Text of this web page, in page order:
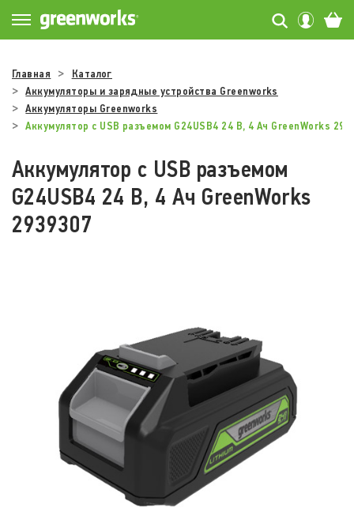
Главная
Каталог
Аккумуляторы и зарядные устройства Greenworks
Аккумуляторы Greenworks
Аккумулятор с USB разъемом G24USB4 24 В, 4 Ач GreenWorks
Аккумулятор с USB разъемом
G24USB4 24 В, 4 Ач GreenWorks
2939307